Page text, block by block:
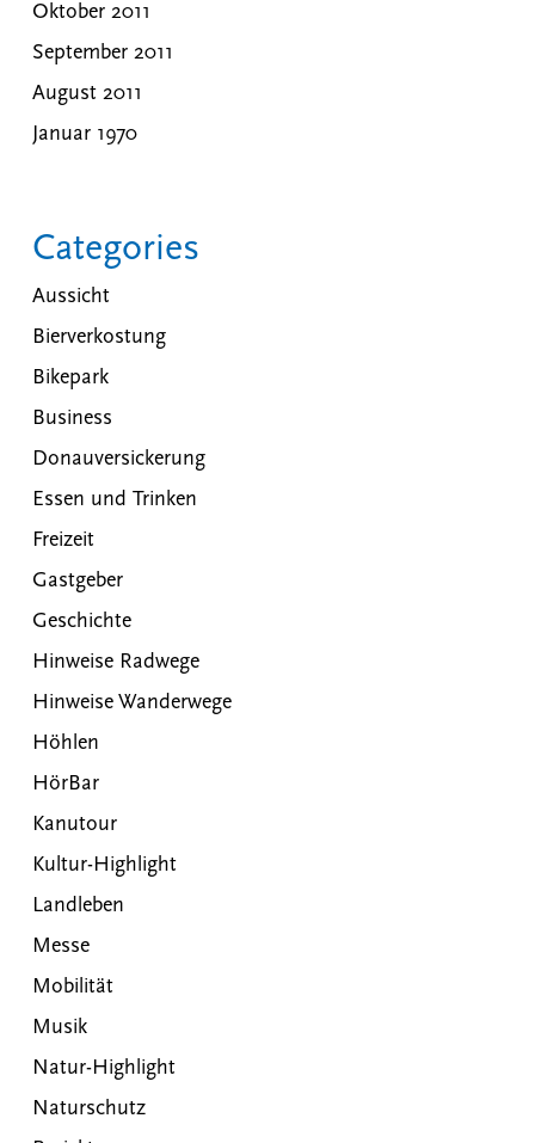
Oktober 2011
September 2011
August 2011
Januar 1970
Categories
Aussicht
Bierverkostung
Bikepark
Business
Donauversickerung
Essen und Trinken
Freizeit
Gastgeber
Geschichte
Hinweise Radwege
Hinweise Wanderwege
Höhlen
HörBar
Kanutour
Kultur-Highlight
Landleben
Messe
Mobilität
Musik
Natur-Highlight
Naturschutz